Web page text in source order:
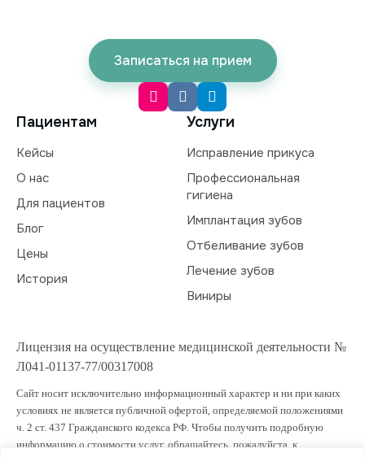
Записаться на прием
Пациентам
Кейсы
О нас
Для пациентов
Блог
Цены
История
Услуги
Исправление прикуса
Профессиональная
гигиена
Имплантация зубов
Отбеливание зубов
Лечение зубов
Виниры
Лицензия на осуществление медицинской деятельности №
Л041-01137-77/00317008
Сайт носит исключительно информационный характер и ни при каких
условиях не является публичной офертой, определяемой положениями
ч. 2 ст. 437 Гражданского кодекса РФ. Чтобы получить подробную
информацию о стоимости услуг, обращайтесь, пожалуйста, к